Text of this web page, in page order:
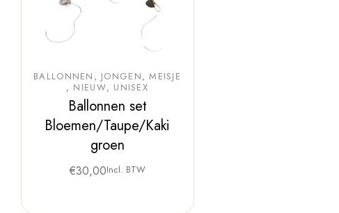
BALLONNEN JONGEN
MEISJE
NIEUW
UNISEX
Ballonnen set
Bloemen/Taupe/Kaki
groen
€30,00Incl. BTW